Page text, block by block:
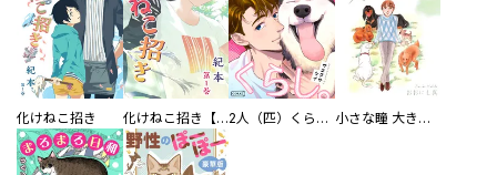
化けねこ招き 化けねこ招き【描きおろし付合冊版】 2人（匹）くらし。 小さな瞳 大きな鼓動